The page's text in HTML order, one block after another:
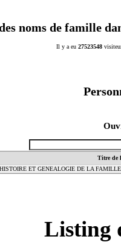
noms de famille
Il y a eu 27523548
Titre de
HISTOIRE ET GENEALOGIE DE LA
Listing